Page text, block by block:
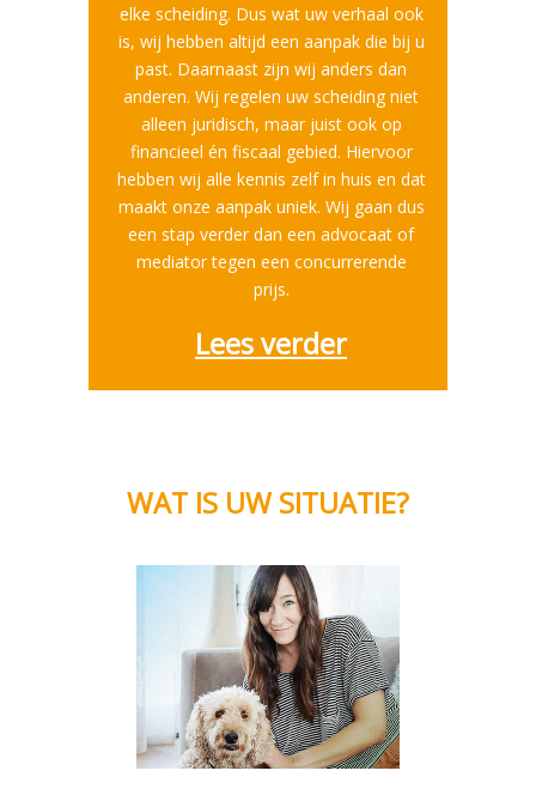
elke scheiding. Dus wat uw verhaal ook
is, wij hebben altijd een aanpak die bij u
past. Daarnaast zijn wij anders dan
anderen. Wij regelen uw scheiding niet
alleen juridisch, maar juist ook op
financieel én fiscaal gebied. Hiervoor
hebben wij alle kennis zelf in huis en dat
maakt onze aanpak uniek. Wij gaan dus
een stap verder dan een advocaat of
mediator tegen een concurrerende
prijs.
Lees verder
WAT IS UW SITUATIE?